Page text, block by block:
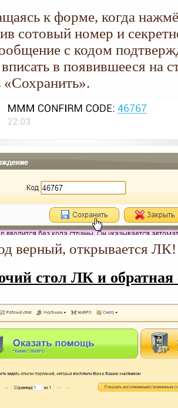
к форме, когда
сотовый номер и
с кодом
в появившееся на
«Сохранить».
верный, открывается ЛК!
стол ЛК и обратная